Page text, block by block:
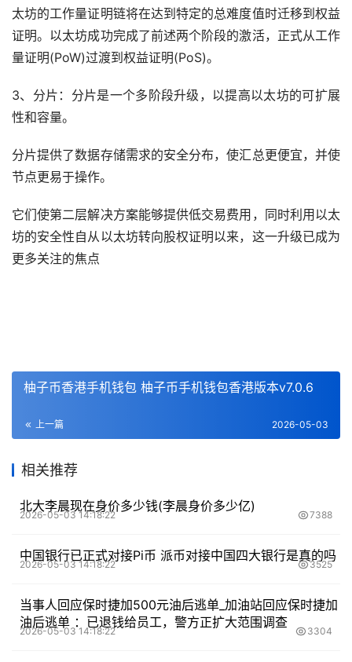
太坊的工作量证明链将在达到特定的总难度值时迁移到权益
证明。以太坊成功完成了前述两个阶段的激活，正式从工作
量证明(PoW)过渡到权益证明(PoS)。
3、分片：分片是一个多阶段升级，以提高以太坊的可扩展
性和容量。
分片提供了数据存储需求的安全分布，使汇总更便宜，并使
节点更易于操作。
它们使第二层解决方案能够提供低交易费用，同时利用以太
坊的安全性自从以太坊转向股权证明以来，这一升级已成为
更多关注的焦点
柚子币香港手机钱包 柚子币手机钱包香港版本v7.0.6
上一篇 2026-05-03
相关推荐
北大李晨现在身价多少钱(李晨身价多少亿)
2026-05-03 14:18:22 7388
中国银行已正式对接Pi币 派币对接中国四大银行是真的吗
2026-05-03 14:18:22 3525
当事人回应保时捷加500元油后逃单_加油站回应保时捷加
油后逃单 ：已退钱给员工，警方正扩大范围调查
2026-05-03 14:18:22 3304